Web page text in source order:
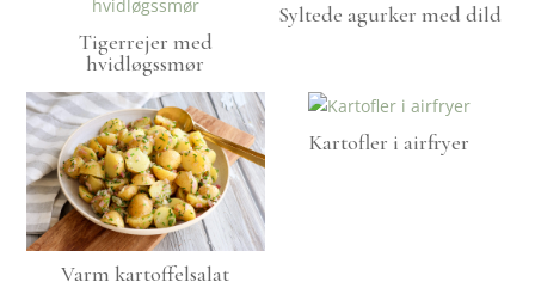
Tigerrejer med
hvidløgssmør
Syltede agurker med dild
Varm kartoffelsalat
Kartofler i airfryer